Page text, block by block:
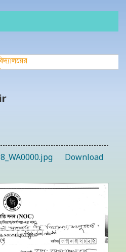
Download